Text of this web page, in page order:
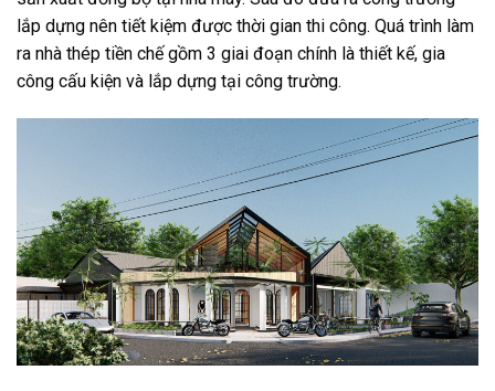
lắp dựng nên tiết kiệm được thời gian thi công. Quá trình làm
ra nhà thép tiền chế gồm 3 giai đoạn chính là thiết kế, gia
công cấu kiện và lắp dựng tại công trường.